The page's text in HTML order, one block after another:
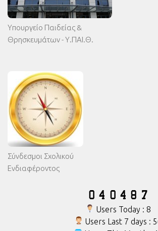
Υπουργείο Παιδείας &
Θρησκευμάτων - Υ.ΠΑΙ.Θ.
Σύνδεσμοι Σχολικού
Ενδιαφέροντος
Users Today : 8
Users Last 7 days :